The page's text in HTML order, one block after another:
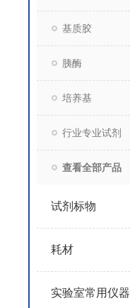
基质胶
胰酶
培养基
行业专业试剂
查看全部产品
试剂标物
耗材
实验室常用仪器